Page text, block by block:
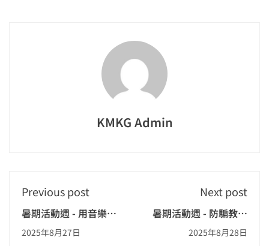
KMKG Admin
Previous post
暑期活動週 - 用音樂說
故事
2025年8月27日
Next post
暑期活動週 - 防騙教育
講座
2025年8月28日